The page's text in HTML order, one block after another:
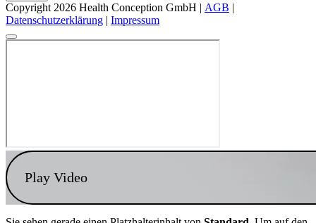
Copyright 2026 Health Conception GmbH | AGB |
Datenschutzerklärung | Impressum
Play Video